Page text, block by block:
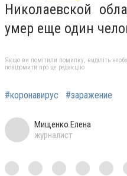
Николаевской
умер еще один
Якщо ви помітили помилку, виділіть
повідомити про це редакцію
#коронавирус #заражение
Мищенко Елена
журналист